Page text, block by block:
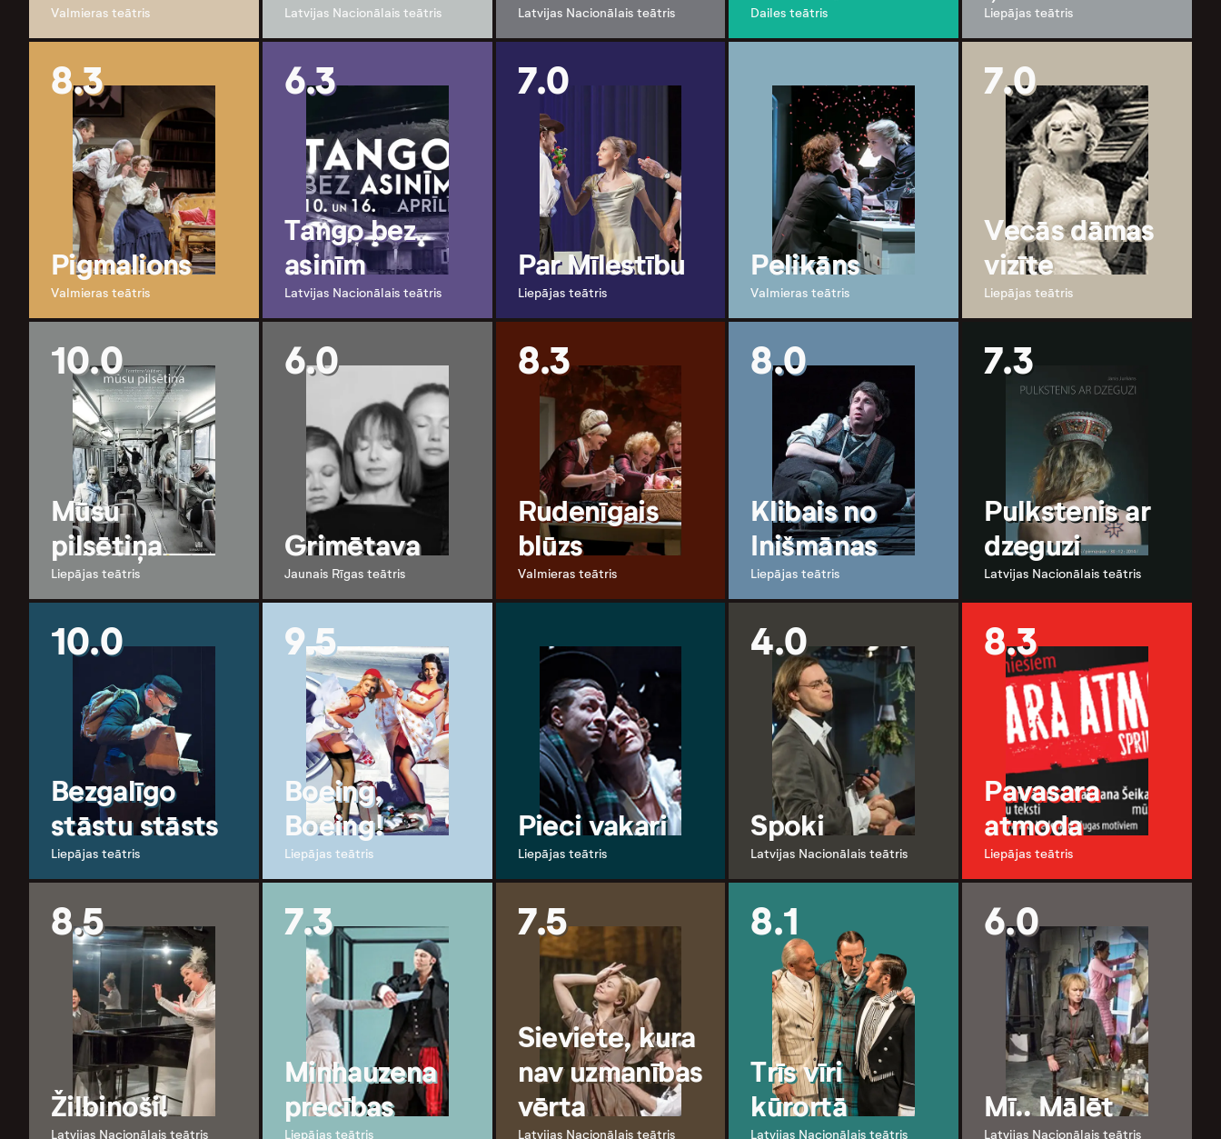
Valmieras teātris Latvijas Nacionālais teātris Latvijas Nacionālais teātris Dailes teātris Liepājas teātris
8.3
Pigmalions
Valmieras teātris
6.3
Tango bez
asinīm
Latvijas Nacionālais teātris
7.0
Par Mīlestību
Liepājas teātris
Pelikāns
Valmieras teātris
7.0
Vecās dāmas
vizīte
Liepājas teātris
10.0
Mūsu
pilsētiņa
Liepājas teātris
6.0
Grimētava
Jaunais Rīgas teātris
8.3
Rudenīgais
blūzs
Valmieras teātris
8.0
Klibais no
Inišmānas
Liepājas teātris
7.3
Pulkstenis ar
dzeguzi
Latvijas Nacionālais teātris
10.0
Bezgalīgo
stāstu stāsts
Liepājas teātris
9.5
Boeing,
Boeing!
Liepājas teātris
Pieci vakari
Liepājas teātris
4.0
Spoki
Latvijas Nacionālais teātris
8.3
Pavasara
atmoda
Liepājas teātris
8.5
Žilbinoši!
Latvijas Nacionālais teātris
7.3
Minhauzena
precības
Liepājas teātris
7.5
Sieviete, kura
nav uzmanības
vērta
Latvijas Nacionālais teātris
8.1
Trīs vīri
kūrortā
Latvijas Nacionālais teātris
6.0
Mī.. Mālēt
Latvijas Nacionālais teātris